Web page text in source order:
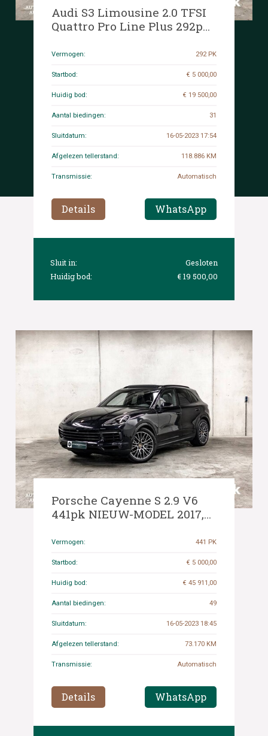
Audi S3 Limousine 2.0 TFSI
Quattro Pro Line Plus 292pk
Vermogen: 292 PK
Startbod: € 5 000,00
Huidig bod: € 19 500,00
Aantal biedingen: 31
Sluitdatum: 16-05-2023 17:54
Afgelezen tellerstand: 118.886 KM
Transmissie: Automatisch
Details WhatsApp
Sluit in:
Gesloten
Huidig bod:
€ 19 500,00
Porsche Cayenne S 2.9 V6
441pk NIEUW-MODEL 2017,
Vermogen: 441 PK
Startbod: € 5 000,00
Huidig bod: € 45 911,00
Aantal biedingen: 49
Sluitdatum: 16-05-2023 18:45
Afgelezen tellerstand: 73.170 KM
Transmissie: Automatisch
Details WhatsApp